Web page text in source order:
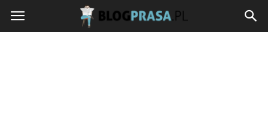
blogprasa.pl